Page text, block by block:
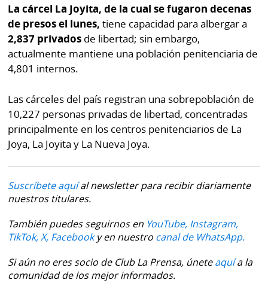
La cárcel La Joyita, de la cual se fugaron decenas
de presos el lunes, tiene capacidad para albergar a
2,837 privados de libertad; sin embargo,
actualmente mantiene una población penitenciaria de
4,801 internos.
Las cárceles del país registran una sobrepoblación de
10,227 personas privadas de libertad, concentradas
principalmente en los centros penitenciarios de La
Joya, La Joyita y La Nueva Joya.
Suscríbete aquíal newsletter para recibir diariamente
nuestros titulares.
También puedes seguirnos en YouTube, Instagram,
TikTok, X, Facebooky en nuestro canal de WhatsApp.
Si aún no eres socio de Club La Prensa, úneteaquía la
comunidad de los mejor informados.